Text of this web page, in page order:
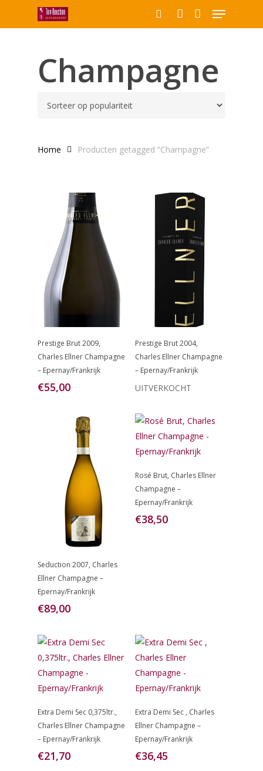
zoeken
searchaccount
Menu
Champagne
Home Producten getagged “Champagne”
Toevoegen
Aan
Winkelwagen
Prestige Brut 2009,
Charles Ellner Champagne
– Epernay/Frankrijk
€55,00
Lees Verder
Prestige Brut 2004,
Charles Ellner Champagne
– Epernay/Frankrijk
UITVERKOCHT
Toevoegen
Aan
Winkelwagen
Seduction 2007, Charles
Ellner Champagne –
Epernay/Frankrijk
€89,00
Toevoegen
Aan
Winkelwagen
Rosé Brut, Charles Ellner
Champagne –
Epernay/Frankrijk
€38,50
Toevoegen
Aan
Winkelwagen
Extra Demi Sec 0,375ltr.,
Charles Ellner Champagne
– Epernay/Frankrijk
€21,70
Lees Verder
Extra Demi Sec , Charles
Ellner Champagne –
Epernay/Frankrijk
€36,45